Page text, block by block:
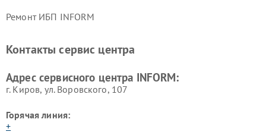
Ремонт ИБП INFORM
Контакты сервис центра
Адрес сервисного центра INFORM:
г. Киров, ул. Воровского, 107
Горячая линия:
+